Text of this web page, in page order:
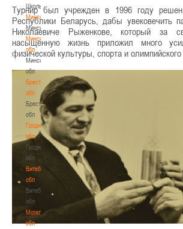
Школы
Минск
Минск
Минская
обл
Минская
обл
Брестская
обл
Брестская
обл
Гродненская
обл
Гродненская
обл
Витебская
обл
Витебская
обл
Могилевская
обл
Турнир был учрежден в 1996 году
Республики Беларусь, дабы увековечить
Николаевиче Рыженкове, который за
насыщенную жизнь приложил много
физической культуры, спорта и